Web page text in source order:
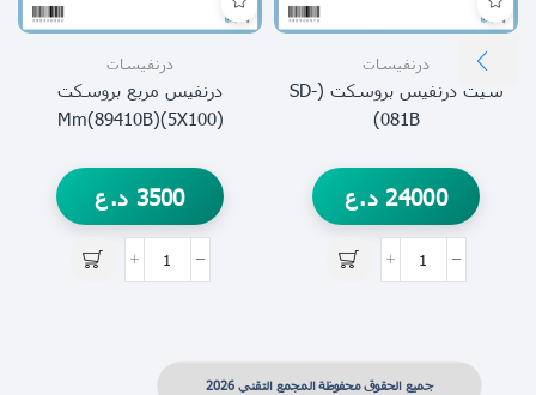
درنفيسات
سيت درنفيس بروسكت (SD-
081B)
24000 د.ع
درنفيسات
درنفيس مربع بروسكت
(5X100)mm(89410B)
3500 د.ع
جميع الحقوق محفوظة المجمع التقني 2026